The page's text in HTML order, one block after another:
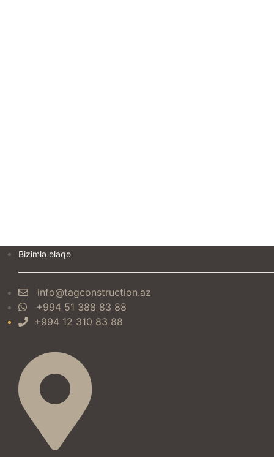
Bizimlə əlaqə
info@tagconstruction.az
+994 51 388 83 88
+994 12 310 83 88